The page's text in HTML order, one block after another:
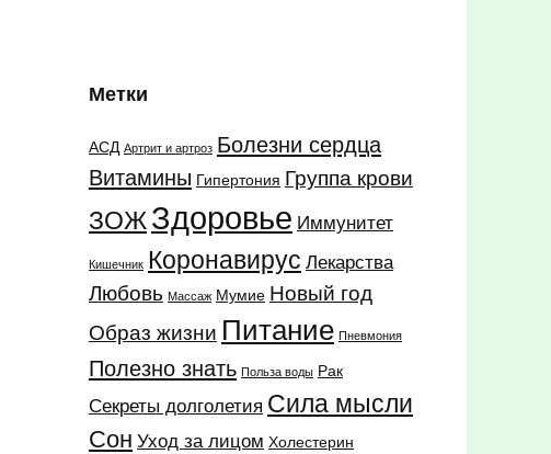
Метки
АСД Артрит и артроз Болезни сердца
Витамины Гипертония Группа крови
ЗОЖЗдоровье Иммунитет
Кишечник Коронавирус Лекарства
Любовь Массаж Мумие Новый год
Образ жизни Питание Пневмония
Полезно знать Польза воды Рак
Секреты долголетия Сила мысли
Сон Уход за лицом Холестерин